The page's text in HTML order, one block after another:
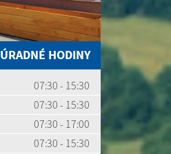
ÚRADNÉ HODINY
07:30 - 15:30
07:30 - 15:30
07:30 - 17:00
07:30 - 15:30